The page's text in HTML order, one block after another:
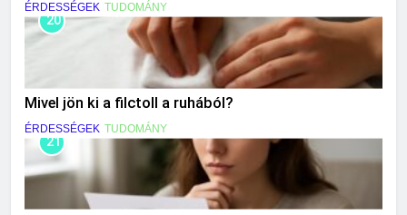
ÉRDESSÉGEK TUDOMÁNY
20
Mivel jön ki a filctoll a ruhából?
ÉRDESSÉGEK TUDOMÁNY
21